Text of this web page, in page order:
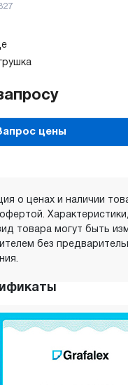
цены
о ценах и наличии
товара могут быть
без